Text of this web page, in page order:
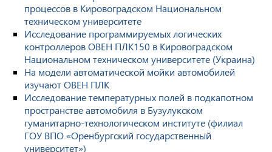
процессов в Кировоградском Национальном
техническом университете
Исследование программируемых логических
контроллеров ОВЕН ПЛК150 в Кировоградском
Национальном техническом университете (Украина)
На модели автоматической мойки автомобилей
изучают ОВЕН ПЛК
Исследование температурных полей в подкапотном
пространстве автомобиля в Бузулукском
гуманитарно-технологическом институте (филиал
ГОУ ВПО «Оренбургский государственный
университет»)